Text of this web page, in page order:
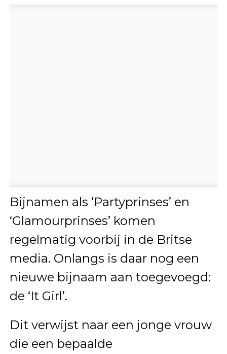
Bijnamen als ‘Partyprinses’ en
‘Glamourprinses’ komen
regelmatig voorbij in de Britse
media. Onlangs is daar nog een
nieuwe bijnaam aan toegevoegd:
de ‘It Girl’.
Dit verwijst naar een jonge vrouw
die een bepaalde